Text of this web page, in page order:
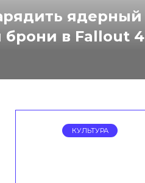
ядерный
брони в Fallout 4
КУЛЬТУРА